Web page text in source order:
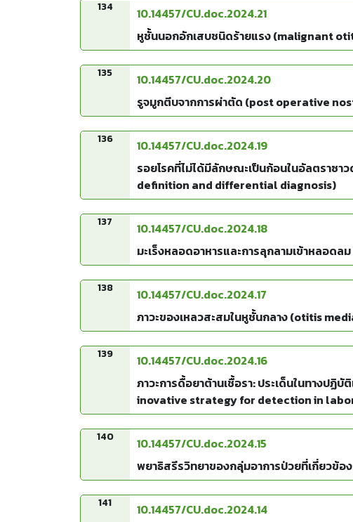
134 10.14457/CU.doc.2024.21
หูชั้นนอกอักเสบชนิดร้ายแรง (malignant
135 10.14457/CU.doc.2024.20
รูจมูกตีบจากการผ่าตัด (post operative
136 10.14457/CU.doc.2024.19
รอยโรคที่ไม่ได้มีลักษณะเป็นก้อนในอัลตราซ
definition and differential diagnosis)
137 10.14457/CU.doc.2024.18
มะเร็งหลอดอาหารและการลุกลามเข้าหลอ
138 10.14457/CU.doc.2024.17
ภาวะของเหลวสะสมในหูชั้นกลาง (otitis
139 10.14457/CU.doc.2024.16
ภาวะการดื้อยาต้านเชื้อรา: ประเด็นในทาง
inovative strategy for detection in
140 10.14457/CU.doc.2024.15
พยาธิสรีรวิทยาของกลุ่มอาการป่วยที่เกี่ยว
141 10.14457/CU.doc.2024.14